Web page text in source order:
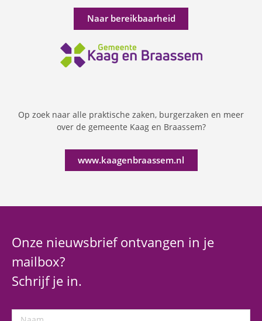
Naar bereikbaarheid
Op zoek naar alle praktische zaken, burgerzaken en meer
over de gemeente Kaag en Braassem?
www.kaagenbraassem.nl
Onze nieuwsbrief ontvangen in je
mailbox?
Schrijf je in.
Naam